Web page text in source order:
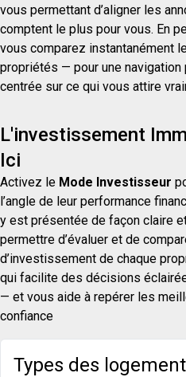
vous permettant d’aligner les
comptent le plus pour vous. En
vous comparez instantanément
propriétés — pour une
centrée sur ce qui vous attire
L'investissement
Ici
Activez le Mode Investisseur
l’angle de leur performance
y est présentée de façon claire
permettre d’évaluer et de
d’investissement de chaque
qui facilite des décisions
— et vous aide à repérer les
confiance
Types des